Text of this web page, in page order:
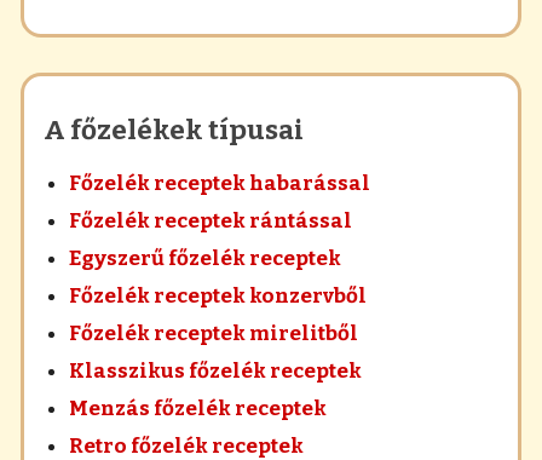
A főzelékek típusai
Főzelék receptek habarással
Főzelék receptek rántással
Egyszerű főzelék receptek
Főzelék receptek konzervből
Főzelék receptek mirelitből
Klasszikus főzelék receptek
Menzás főzelék receptek
Retro főzelék receptek